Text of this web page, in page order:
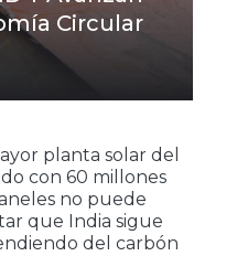
Circular
planta solar del
con 60 millones
no puede
que India sigue
del carbón